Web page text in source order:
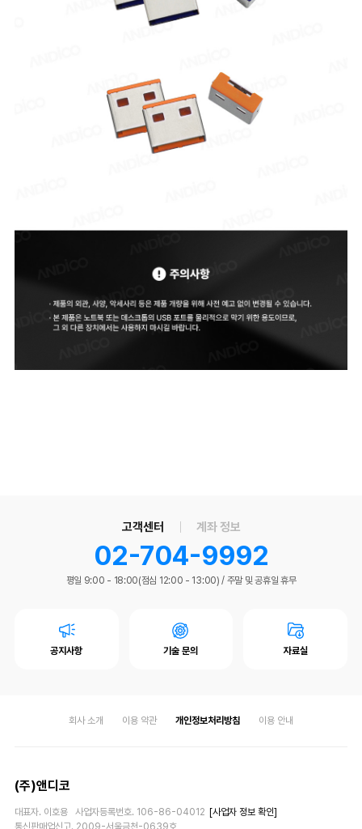
고객센터 계좌 정보
02-704-9992
평일 9:00 - 18:00(점심 12:00 - 13:00) / 주말 및 공휴일 휴무
공지사항 기술 문의 자료실
회사 소개 이용 약관 개인정보처리방침 이용 안내
(주)앤디코
대표자. 이호용 사업자등록번호. 106-86-04012 [사업자 정보 확인]
통신판매업신고. 2009-서울금천-0639호